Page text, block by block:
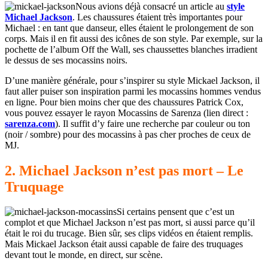
Nous avions déjà consacré un article au style
Michael Jackson. Les chaussures étaient très importantes pour
Michael : en tant que danseur, elles étaient le prolongement de son
corps. Mais il en fit aussi des icônes de son style. Par exemple, sur la
pochette de l’album Off the Wall, ses chaussettes blanches irradient
le dessus de ses mocassins noirs.
D’une manière générale, pour s’inspirer su style Mickael Jackson, il
faut aller puiser son inspiration parmi les mocassins hommes vendus
en ligne. Pour bien moins cher que des chaussures Patrick Cox,
vous pouvez essayer le rayon Mocassins de Sarenza (lien direct :
sarenza.com). Il suffit d’y faire une recherche par couleur ou ton
(noir / sombre) pour des mocassins à pas cher proches de ceux de
MJ.
2. Michael Jackson n’est pas mort – Le
Truquage
Si certains pensent que c’est un
complot et que Michael Jackson n’est pas mort, si aussi parce qu’il
était le roi du trucage. Bien sûr, ses clips vidéos en étaient remplis.
Mais Mickael Jackson était aussi capable de faire des truquages
devant tout le monde, en direct, sur scène.